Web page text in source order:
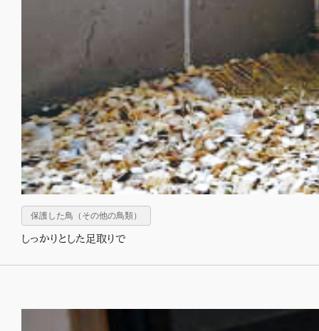
保護した鳥（その他の鳥類）
しっかりとした足取りで